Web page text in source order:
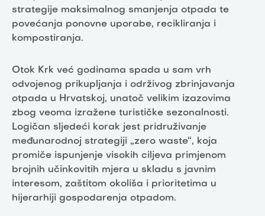
strategije maksimalnog smanjenja otpada te
povećanja ponovne uporabe, recikliranja i
kompostiranja.
Otok Krk već godinama spada u sam vrh
odvojenog prikupljanja i održivog zbrinjavanja
otpada u Hrvatskoj, unatoč velikim izazovima
zbog veoma izražene turističke sezonalnosti.
Logičan sljedeći korak jest pridruživanje
međunarodnoj strategiji „zero waste“, koja
promiče ispunjenje visokih ciljeva primjenom
brojnih učinkovitih mjera u skladu s javnim
interesom, zaštitom okoliša i prioritetima u
hijerarhiji gospodarenja otpadom.